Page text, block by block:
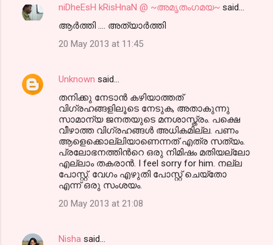
niDheEsH kRisHnaN @ ~അമൃതംഗമയ~ said…
ആർത്തി .... അത്യാർത്തി
20 May 2013 at 11:45
Unknown said…
തനിക്കു നേടാൻ കഴിയാത്തത്
വിഗ്രഹങ്ങളിലൂടെ നേടുക, അതാകുന്നു
സാമാന്യ ജനതയുടെ മനശാസ്ത്രം. പക്ഷെ
വീഴാത്ത വിഗ്രഹങ്ങൾ അധികമില്ല. പണം
ആളെക്കൊല്ലിയാണെന്നത് എത്ര സത്യം.
പ്രലോഭനത്തിൻറെ ഒരു നിമിഷം മതിയല്ലോ
എല്ലാം തകരാൻ. I feel sorry for him. നല്ല
പോസ്റ്റ്‌. വേഗം എഴുതി പോസ്റ്റ്‌ ചെയ്തോ
എന്ന് ഒരു സംശയം.
20 May 2013 at 21:08
Nisha said…